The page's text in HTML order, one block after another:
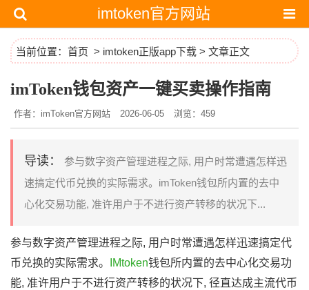
imtoken官方网站
当前位置： 首页 > imtoken正版app下载 > 文章正文
imToken钱包资产一键买卖操作指南
作者：imToken官方网站 2026-06-05 浏览：459
导读：
参与数字资产管理进程之际, 用户时常遭遇怎样迅
速搞定代币兑换的实际需求。imToken钱包所内置的去中
心化交易功能, 准许用户于不进行资产转移的状况下...
参与数字资产管理进程之际, 用户时常遭遇怎样迅速搞定代
币兑换的实际需求。
IMtoken钱包所内置的去中心化交易功
能, 准许用户于不进行资产转移的状况下, 径直达成主流代币